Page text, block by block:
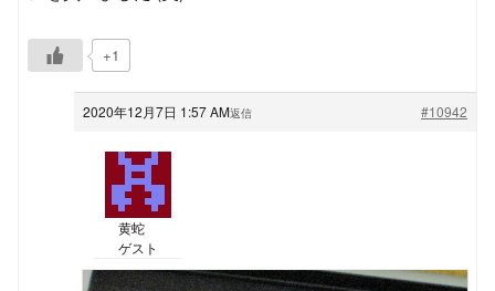
+1
2020年12月7日 1:57 AM #10942
返信
黄蛇
ゲスト